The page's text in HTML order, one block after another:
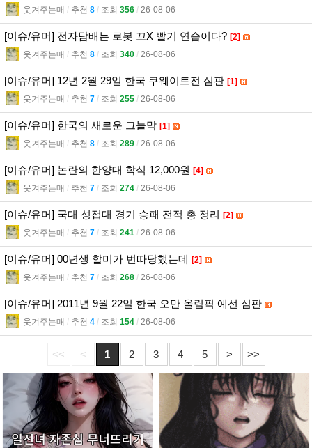
웃겨주는매 l 추천 8 l 조회 356 l 26-08-06
[이슈/유머] 전자담배는 로봇 꼬X 빨기 연습이다? [2]
웃겨주는매 l 추천 8 l 조회 340 l 26-08-06
[이슈/유머] 12년 2월 29일 한국 쿠웨이트전 심판 [1]
웃겨주는매 l 추천 7 l 조회 255 l 26-08-06
[이슈/유머] 한국의 새로운 그늘막 [1]
웃겨주는매 l 추천 8 l 조회 289 l 26-08-06
[이슈/유머] 논란의 한양대 학식 12,000원 [4]
웃겨주는매 l 추천 7 l 조회 274 l 26-08-06
[이슈/유머] 국대 성접대 경기 승패 전적 총 정리 [2]
웃겨주는매 l 추천 7 l 조회 241 l 26-08-06
[이슈/유머] 00년생 할미가 번따당했는데 [2]
웃겨주는매 l 추천 7 l 조회 268 l 26-08-06
[이슈/유머] 2011년 9월 22일 한국 오만 올림픽 예선 심판
웃겨주는매 l 추천 4 l 조회 154 l 26-08-06
<< < 1 2 3 4 5 > >>